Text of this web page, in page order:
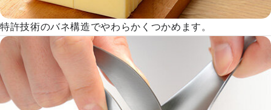
特許技術のバネ構造でやわらかくつかめます。